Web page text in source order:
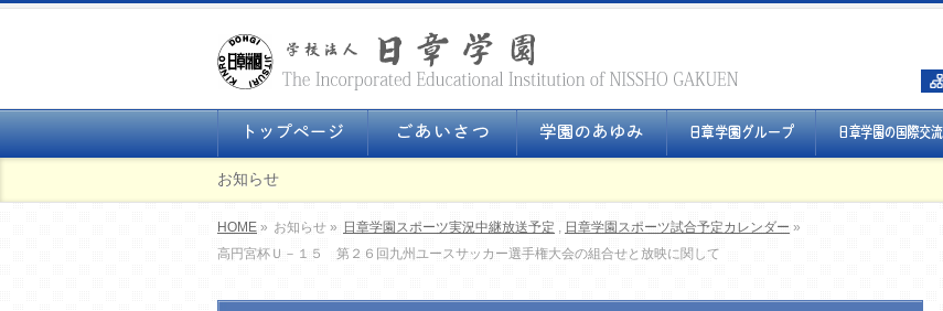
お知らせ
HOME » お知らせ » 日章学園スポーツ実況中継放送予定 , 日章学園スポーツ試合予定カレンダー »
高円宮杯Ｕ－１５ 第２６回九州ユースサッカー選手権大会の組合せと放映に関して